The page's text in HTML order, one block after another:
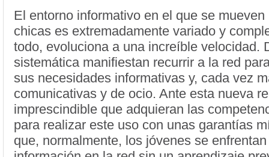
El entorno informativo en el que se
chicas es extremadamente variado y
todo, evoluciona a una increíble velocidad.
sistemática manifiestan recurrir a la red
sus necesidades informativas y, cada vez
comunicativas y de ocio. Ante esta nueva
imprescindible que adquieran las
para realizar este uso con unas garantías
que, normalmente, los jóvenes se